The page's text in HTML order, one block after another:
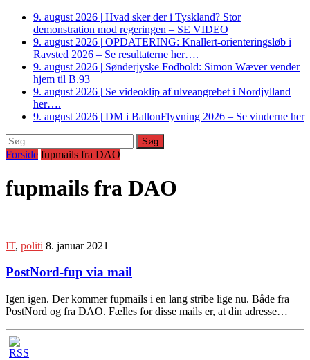
9. august 2026 | Hvad sker der i Tyskland? Stor
demonstration mod regeringen – SE VIDEO
9. august 2026 | OPDATERING: Knallert-orienteringsløb i
Ravsted 2026 – Se resultaterne her….
9. august 2026 | Sønderjyske Fodbold: Simon Wæver vender
hjem til B.93
9. august 2026 | Se videoklip af ulveangrebet i Nordjylland
her….
9. august 2026 | DM i BallonFlyvning 2026 – Se vinderne her
Søg
efter:
Forside fupmails fra DAO
fupmails fra DAO
IT, politi 8. januar 2021
PostNord-fup via mail
Igen igen. Der kommer fupmails i en lang stribe lige nu. Både fra
PostNord og fra DAO. Fælles for disse mails er, at din adresse…